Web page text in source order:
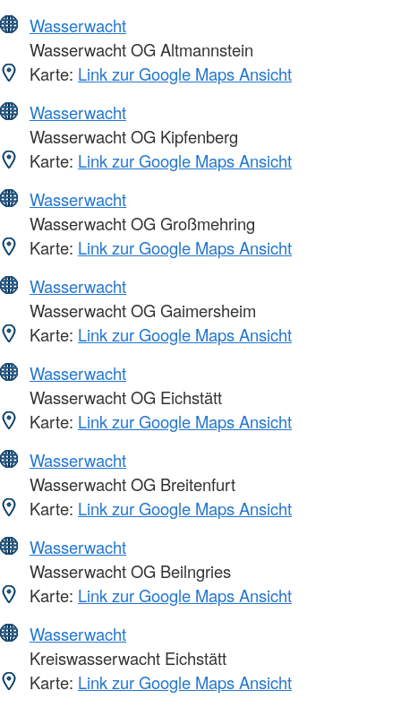
Wasserwacht
Wasserwacht OG Altmannstein
Karte: Link zur Google Maps Ansicht
Wasserwacht
Wasserwacht OG Kipfenberg
Karte: Link zur Google Maps Ansicht
Wasserwacht
Wasserwacht OG Großmehring
Karte: Link zur Google Maps Ansicht
Wasserwacht
Wasserwacht OG Gaimersheim
Karte: Link zur Google Maps Ansicht
Wasserwacht
Wasserwacht OG Eichstätt
Karte: Link zur Google Maps Ansicht
Wasserwacht
Wasserwacht OG Breitenfurt
Karte: Link zur Google Maps Ansicht
Wasserwacht
Wasserwacht OG Beilngries
Karte: Link zur Google Maps Ansicht
Wasserwacht
Kreiswasserwacht Eichstätt
Karte: Link zur Google Maps Ansicht